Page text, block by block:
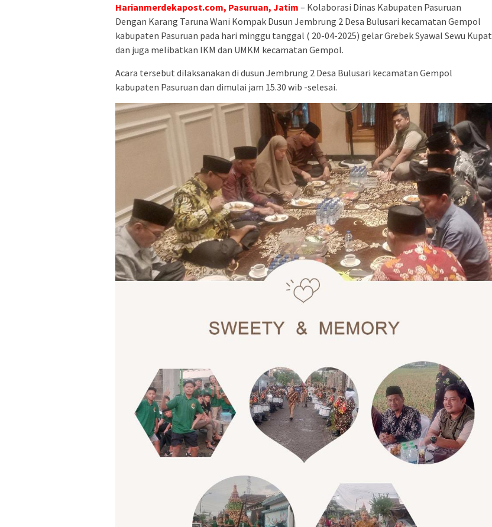
Harianmerdekapost.com, Pasuruan, Jatim – Kolaborasi Dinas Kabupaten Pasuruan
Dengan Karang Taruna Wani Kompak Dusun Jembrung 2 Desa Bulusari kecamatan Gempol
kabupaten Pasuruan pada hari minggu tanggal ( 20-04-2025) gelar Grebek Syawal Sewu Kupat
dan juga melibatkan IKM dan UMKM kecamatan Gempol.
Acara tersebut dilaksanakan di dusun Jembrung 2 Desa Bulusari kecamatan Gempol
kabupaten Pasuruan dan dimulai jam 15.30 wib -selesai.